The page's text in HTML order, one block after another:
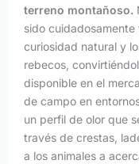
terreno montañoso.
sido
curiosidad natural y
rebecos,
disponible en el
de campo en
un perfil de olor que
través de crestas,
a los animales a